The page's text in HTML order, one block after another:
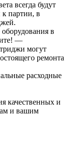
всегда будут
к партии, в
в
—
могут
ремонта
расходные
качественных и
и вашим